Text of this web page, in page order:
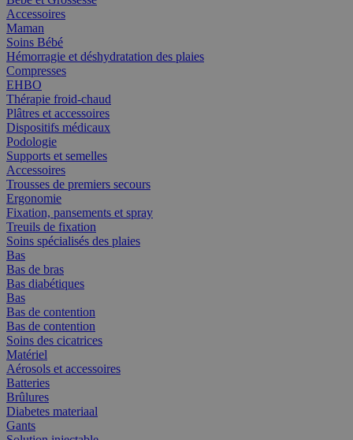
Accessoires
Maman
Soins Bébé
Hémorragie et déshydratation des plaies
Compresses
EHBO
Thérapie froid-chaud
Plâtres et accessoires
Dispositifs médicaux
Podologie
Supports et semelles
Accessoires
Trousses de premiers secours
Ergonomie
Fixation, pansements et spray
Treuils de fixation
Soins spécialisés des plaies
Bas
Bas de bras
Bas diabétiques
Bas
Bas de contention
Bas de contention
Soins des cicatrices
Matériel
Aérosols et accessoires
Batteries
Brûlures
Diabetes materiaal
Gants